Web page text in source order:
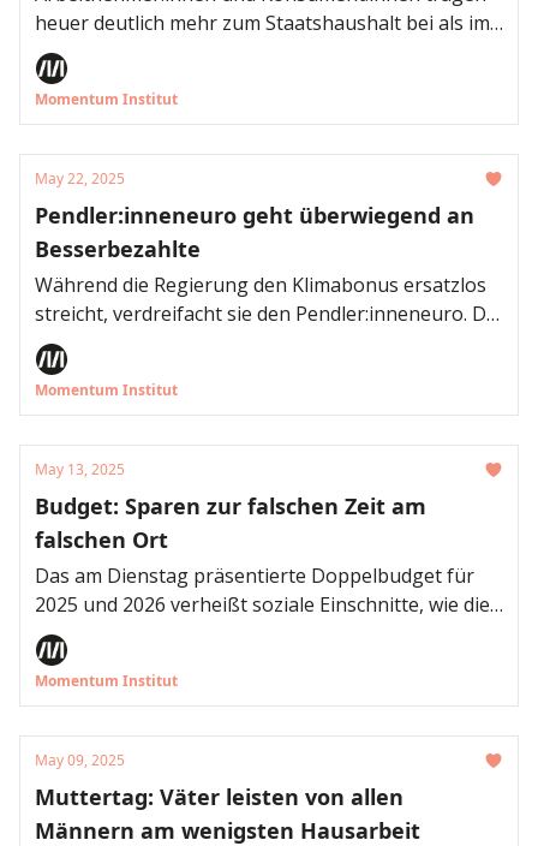
heuer deutlich mehr zum Staatshaushalt bei als im
letzten Jahr. Sie machen damit den Auftakt zur
Budgetkonsolidierung im Steuerbereich.
Selbstständige und große Unternehmen zahlen
Steuereinnahmen für heuer aus dem
Budgetentwurf 2025.
Momentum Institut
May 22, 2025
Pendler:inneneuro geht überwiegend an
Besserbezahlte
Während die Regierung den Klimabonus ersatzlos
streicht, verdreifacht sie den Pendler:inneneuro. Die
Streichung des Klimabonus belastet
einkommensärmere Haushalte überproportional,
gleichzeitig kommt der Pendler:inneneuro
Erwerbstätigen zugute, wie eine Analyse des
Momentum Instituts zeigt.
Momentum Institut
May 13, 2025
Budget: Sparen zur falschen Zeit am
falschen Ort
Das am Dienstag präsentierte Doppelbudget für
2025 und 2026 verheißt soziale Einschnitte, wie die
Schnellanalyse des Momentum Instituts zeigt. Greift
die Regierung auf die enormen
Einnahmepotenziale zurück, wären diese
keine Budgetsanierung so stark durch Kürzungen
auf der Ausgabenseite geprägt, wie die in der
aktuellen Legislaturperiode.
Momentum Institut
May 09, 2025
Muttertag: Väter leisten von allen
Männern am wenigsten Hausarbeit